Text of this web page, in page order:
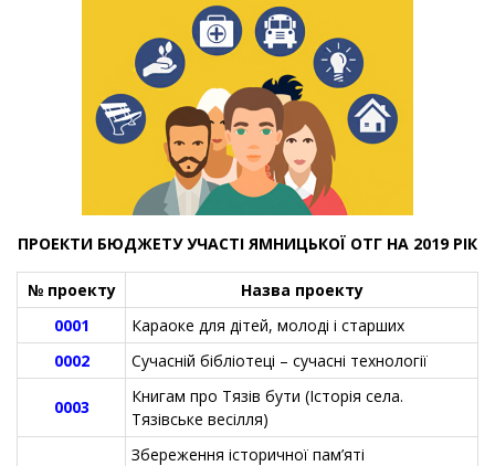
ПРОЕКТИ БЮДЖЕТУ УЧАСТІ ЯМНИЦЬКОЇ ОТГ НА 2019 РІК
№ проекту
Назва проекту
0001
Караоке для дітей, молоді і старших
0002
Сучасній бібліотеці – сучасні технології
0003
Книгам про Тязів бути (Історія села.
Тязівське весілля)
Збереження історичної пам’яті